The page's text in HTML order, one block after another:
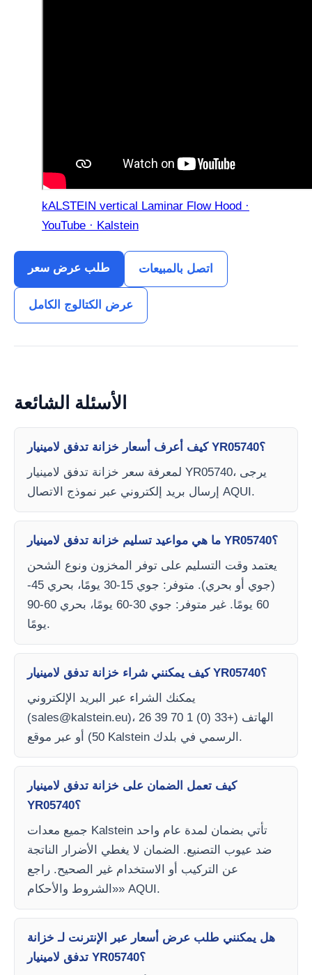
kALSTEIN vertical Laminar Flow Hood ·
YouTube · Kalstein
طلب عرض سعر اتصل بالمبيعات
عرض الكتالوج الكامل
الأسئلة الشائعة
كيف أعرف أسعار خزانة تدفق لامينيار YR05740؟
لمعرفة سعر خزانة تدفق لامينيار YR05740، يرجى
إرسال بريد إلكتروني عبر نموذج الاتصال AQUI.
ما هي مواعيد تسليم خزانة تدفق لامينيار YR05740؟
يعتمد وقت التسليم على توفر المخزون ونوع الشحن
(جوي أو بحري). متوفر: جوي 15-30 يومًا، بحري 45-
60 يومًا. غير متوفر: جوي 30-60 يومًا، بحري 60-90
يومًا.
كيف يمكنني شراء خزانة تدفق لامينيار YR05740؟
يمكنك الشراء عبر البريد الإلكتروني
(sales@kalstein.eu)، الهاتف (+33 (0) 1 70 39 26
50) أو عبر موقع Kalstein الرسمي في بلدك.
كيف تعمل الضمان على خزانة تدفق لامينيار
YR05740؟
جميع معدات Kalstein تأتي بضمان لمدة عام واحد
ضد عيوب التصنيع. الضمان لا يغطي الأضرار الناتجة
عن التركيب أو الاستخدام غير الصحيح. راجع
«الشروط والأحكام» AQUI.
هل يمكنني طلب عرض أسعار عبر الإنترنت لـ خزانة
تدفق لامينيار YR05740؟